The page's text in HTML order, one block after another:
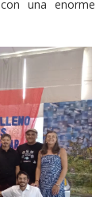
una enorme